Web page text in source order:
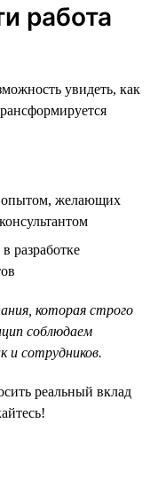
работа
увидеть, как
опытом, желающих
разработке
которая строго
соблюдаем
и сотрудников.
реальный вклад